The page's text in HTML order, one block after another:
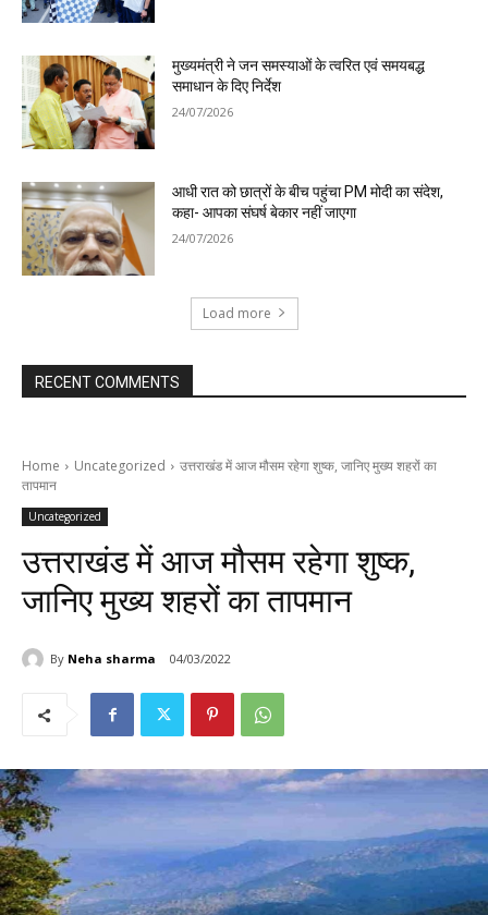
मुख्यमंत्री ने जन समस्याओं के त्वरित एवं समयबद्ध
समाधान के दिए निर्देश
24/07/2026
आधी रात को छात्रों के बीच पहुंचा PM मोदी का संदेश,
कहा- आपका संघर्ष बेकार नहीं जाएगा
24/07/2026
Load more
RECENT COMMENTS